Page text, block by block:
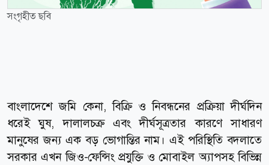
সংগৃহীত ছবি
বাংলাদেশে জমি কেনা, বিক্রি ও নিবন্ধনের প্রক্রিয়া দীর্ঘদিন
ধরেই ঘুষ, দালালচক্র এবং দীর্ঘসূত্রতার কারণে সাধারণ
মানুষের জন্য এক বড় ভোগান্তির নাম। এই পরিস্থিতি বদলাতে
সরকার এখন জিও-ফেন্সিং প্রযুক্তি ও মোবাইল অ্যাপসহ বিভিন্ন